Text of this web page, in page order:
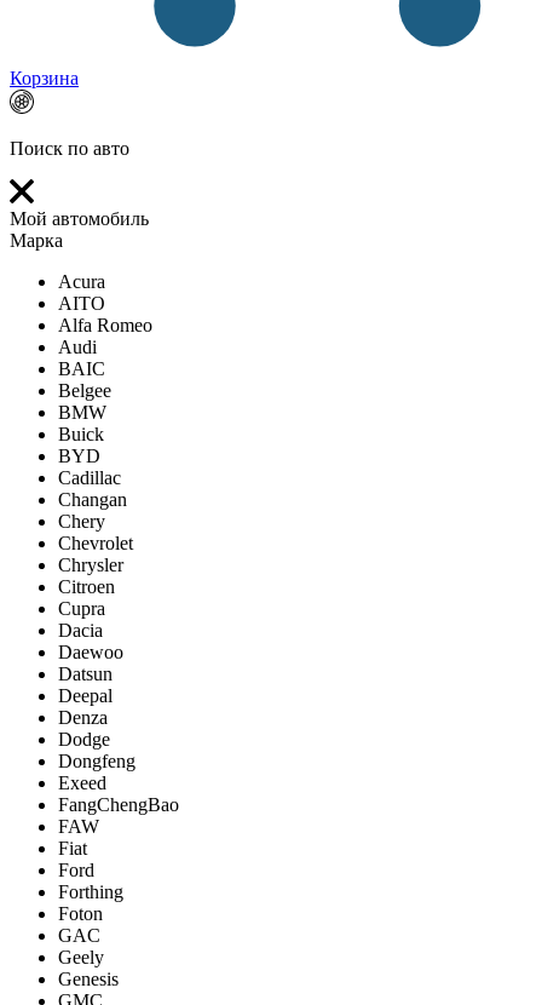
Корзина
Поиск по авто
Мой автомобиль
Марка
Acura
AITO
Alfa Romeo
Audi
BAIC
Belgee
BMW
Buick
BYD
Cadillac
Changan
Chery
Chevrolet
Chrysler
Citroen
Cupra
Dacia
Daewoo
Datsun
Deepal
Denza
Dodge
Dongfeng
Exeed
FangChengBao
FAW
Fiat
Ford
Forthing
Foton
GAC
Geely
Genesis
GMC